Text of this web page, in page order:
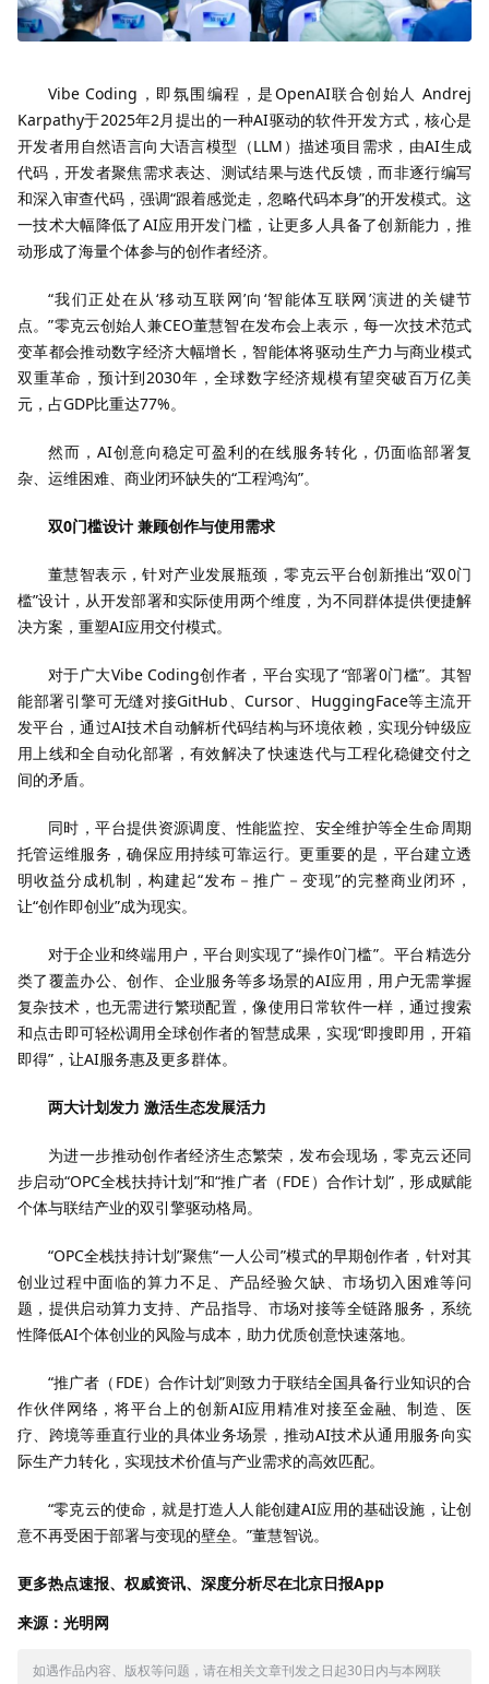
Vibe Coding，即氛围编程，是OpenAI联合创始人 Andrej
Karpathy于2025年2月提出的一种AI驱动的软件开发方式，核心是
开发者用自然语言向大语言模型（LLM）描述项目需求，由AI生成
代码，开发者聚焦需求表达、测试结果与迭代反馈，而非逐行编写
和深入审查代码，强调“跟着感觉走，忽略代码本身”的开发模式。这
一技术大幅降低了AI应用开发门槛，让更多人具备了创新能力，推
动形成了海量个体参与的创作者经济。
“我们正处在从‘移动互联网’向‘智能体互联网’演进的关键节
点。”零克云创始人兼CEO董慧智在发布会上表示，每一次技术范式
变革都会推动数字经济大幅增长，智能体将驱动生产力与商业模式
双重革命，预计到2030年，全球数字经济规模有望突破百万亿美
元，占GDP比重达77%。
然而，AI创意向稳定可盈利的在线服务转化，仍面临部署复
杂、运维困难、商业闭环缺失的“工程鸿沟”。
双0门槛设计 兼顾创作与使用需求
董慧智表示，针对产业发展瓶颈，零克云平台创新推出“双0门
槛”设计，从开发部署和实际使用两个维度，为不同群体提供便捷解
决方案，重塑AI应用交付模式。
对于广大Vibe Coding创作者，平台实现了“部署0门槛”。其智
能部署引擎可无缝对接GitHub、Cursor、HuggingFace等主流开
发平台，通过AI技术自动解析代码结构与环境依赖，实现分钟级应
用上线和全自动化部署，有效解决了快速迭代与工程化稳健交付之
间的矛盾。
同时，平台提供资源调度、性能监控、安全维护等全生命周期
托管运维服务，确保应用持续可靠运行。更重要的是，平台建立透
明收益分成机制，构建起“发布－推广－变现”的完整商业闭环，
让“创作即创业”成为现实。
对于企业和终端用户，平台则实现了“操作0门槛”。平台精选分
类了覆盖办公、创作、企业服务等多场景的AI应用，用户无需掌握
复杂技术，也无需进行繁琐配置，像使用日常软件一样，通过搜索
和点击即可轻松调用全球创作者的智慧成果，实现“即搜即用，开箱
即得”，让AI服务惠及更多群体。
两大计划发力 激活生态发展活力
为进一步推动创作者经济生态繁荣，发布会现场，零克云还同
步启动“OPC全栈扶持计划”和“推广者（FDE）合作计划”，形成赋能
个体与联结产业的双引擎驱动格局。
“OPC全栈扶持计划”聚焦“一人公司”模式的早期创作者，针对其
创业过程中面临的算力不足、产品经验欠缺、市场切入困难等问
题，提供启动算力支持、产品指导、市场对接等全链路服务，系统
性降低AI个体创业的风险与成本，助力优质创意快速落地。
“推广者（FDE）合作计划”则致力于联结全国具备行业知识的合
作伙伴网络，将平台上的创新AI应用精准对接至金融、制造、医
疗、跨境等垂直行业的具体业务场景，推动AI技术从通用服务向实
际生产力转化，实现技术价值与产业需求的高效匹配。
“零克云的使命，就是打造人人能创建AI应用的基础设施，让创
意不再受困于部署与变现的壁垒。”董慧智说。
更多热点速报、权威资讯、深度分析尽在北京日报App
来源：光明网
如遇作品内容、版权等问题，请在相关文章刊发之日起30日内与本网联